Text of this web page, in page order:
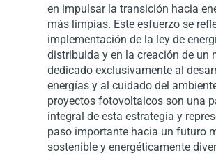
en impulsar la transición hacia
más limpias. Este esfuerzo se
implementación de la ley de
distribuida y en la creación de un
dedicado exclusivamente al
energías y al cuidado del
proyectos fotovoltaicos son una
integral de esta estrategia y
paso importante hacia un futuro
sostenible y energéticamente